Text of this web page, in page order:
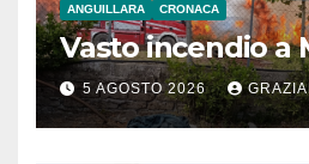
ANGUILLARA CRONACA
Vasto incendio a
5 AGOSTO 2026